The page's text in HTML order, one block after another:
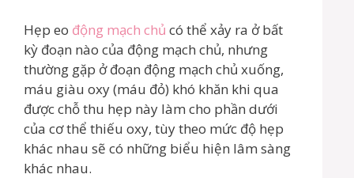
Hẹp eo động mạch chủ có thể xảy ra ở bất
kỳ đoạn nào của động mạch chủ, nhưng
thường gặp ở đoạn động mạch chủ xuống,
máu giàu oxy (máu đỏ) khó khăn khi qua
được chỗ thu hẹp này làm cho phần dưới
của cơ thể thiếu oxy, tùy theo mức độ hẹp
khác nhau sẽ có những biểu hiện lâm sàng
khác nhau.